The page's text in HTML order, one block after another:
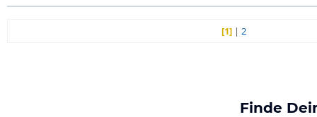
[1] |2
Finde